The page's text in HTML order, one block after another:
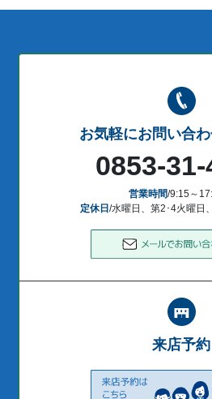
お気軽にお問い合わ
0853-
営業時間/9:15～
定休日/水曜日、第2･4火曜日
来店予約